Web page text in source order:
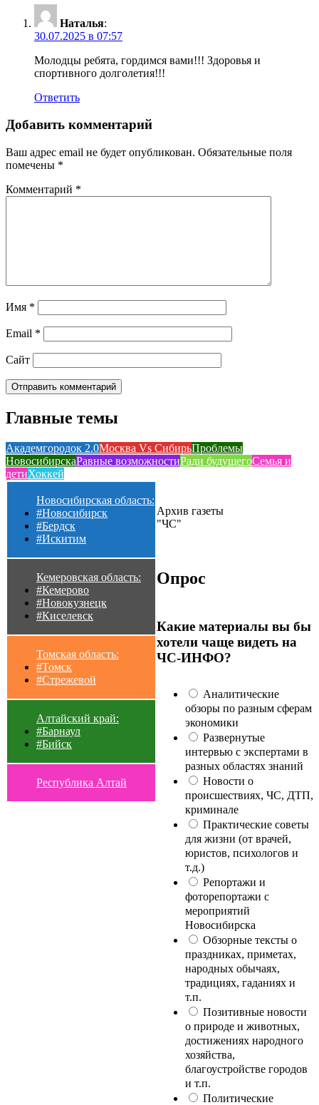
Наталья:
30.07.2025 в 07:57
Молодцы ребята, гордимся вами!!! Здоровья и
спортивного долголетия!!!
Ответить
Добавить комментарий
Ваш адрес email не будет опубликован. Обязательные поля
помечены *
Комментарий *
Имя *
Email *
Сайт
Главные темы
Академгородок 2.0Москва Vs СибирьПроблемы
НовосибирскаРавные возможностиРади будущегоСемья и
детиХоккей
Новосибирская область:
#Новосибирск
#Бердск
#Искитим
Кемеровская область:
#Кемерово
#Новокузнецк
#Киселевск
Томская область:
#Томск
#Стрежевой
Алтайский край:
#Барнаул
#Бийск
Республика Алтай
Архив газеты
"ЧС"
Опрос
Какие материалы вы бы
хотели чаще видеть на
ЧС-ИНФО?
Аналитические
обзоры по разным сферам
экономики
Развернутые
интервью с экспертами в
разных областях знаний
Новости о
происшествиях, ЧС, ДТП,
криминале
Практические советы
для жизни (от врачей,
юристов, психологов и
т.д.)
Репортажи и
фоторепортажи с
мероприятий
Новосибирска
Обзорные тексты о
праздниках, приметах,
народных обычаях,
традициях, гаданиях и
т.п.
Позитивные новости
о природе и животных,
достижениях народного
хозяйства,
благоустройстве городов
и т.п.
Политические